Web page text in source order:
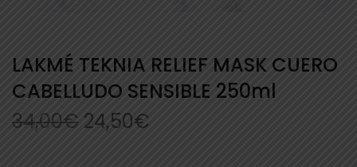
LAKMÉ TEKNIA RELIEF MASK CUERO
CABELLUDO SENSIBLE 250ml
34,00€ 24,50€